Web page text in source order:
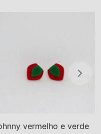
vermelho e verde